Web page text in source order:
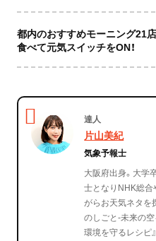
都内のおすすめモーニング21
食べて元気スイッチをON！
達人
片山美紀
気象予報士
大阪府出身。大学
士となりNHK総合
がらお天気ネタを
のしごと‐未来の空
環境を守るレシピ